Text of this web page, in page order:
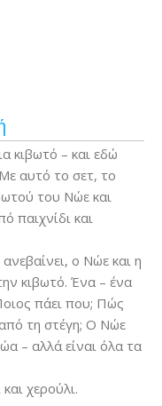
κιβωτό – και εδώ
αυτό το σετ, το
του Νώε και
παιχνίδι και
ο Νώε και η
κιβωτό. Ένα – ένα
πάει που; Πώς
τη στέγη; Ο Νώε
– αλλά είναι όλα τα
χερούλι.